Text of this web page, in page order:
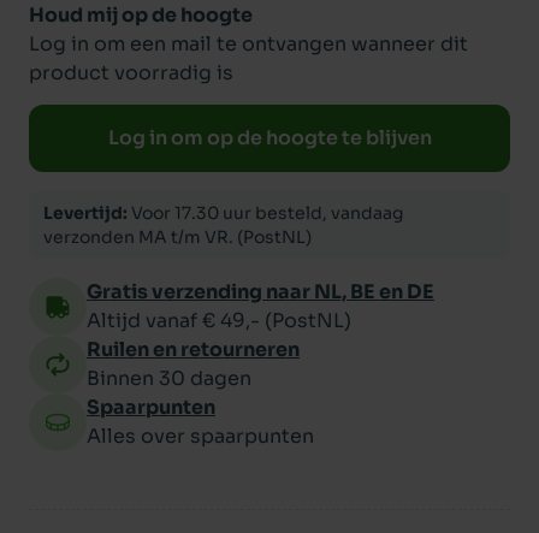
Houd mij op de hoogte
Log in om een mail te ontvangen wanneer dit
product voorradig is
Log in om op de hoogte te blijven
Levertijd: Voor 17.30 uur besteld, vandaag
verzonden MA t/m VR. (PostNL)
Gratis verzending naar NL, BE en DE
Altijd vanaf € 49,- (PostNL)
Ruilen en retourneren
Binnen 30 dagen
Spaarpunten
Alles over spaarpunten